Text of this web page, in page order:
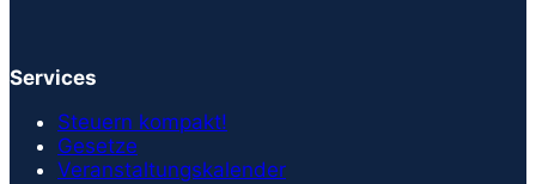
Services
Steuern kompakt!
Gesetze
Veranstaltungskalender